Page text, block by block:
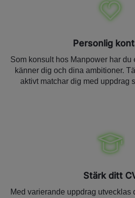
Personlig
Som konsult hos Manpower har du
känner dig och dina ambitioner.
aktivt matchar dig med uppdrag
Stärk ditt
Med varierande uppdrag utvecklas